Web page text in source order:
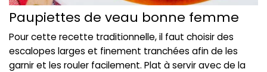
Paupiettes de veau bonne femme
Pour cette recette traditionnelle, il faut choisir des
escalopes larges et finement tranchées afin de les
garnir et les rouler facilement. Plat à servir avec de la